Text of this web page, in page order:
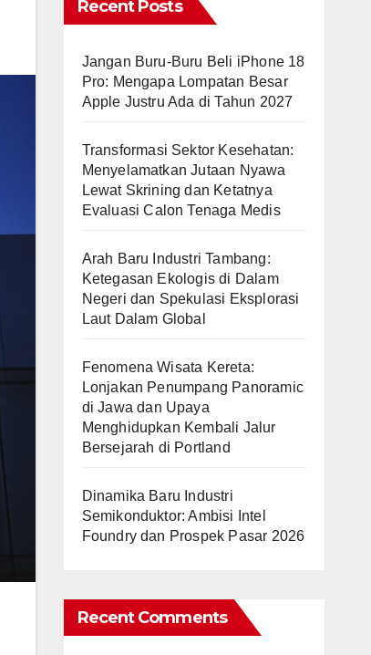
Recent Posts
Jangan Buru-Buru Beli iPhone 18
Pro: Mengapa Lompatan Besar
Apple Justru Ada di Tahun 2027
Transformasi Sektor Kesehatan:
Menyelamatkan Jutaan Nyawa
Lewat Skrining dan Ketatnya
Evaluasi Calon Tenaga Medis
Arah Baru Industri Tambang:
Ketegasan Ekologis di Dalam
Negeri dan Spekulasi Eksplorasi
Laut Dalam Global
Fenomena Wisata Kereta:
Lonjakan Penumpang Panoramic
di Jawa dan Upaya
Menghidupkan Kembali Jalur
Bersejarah di Portland
Dinamika Baru Industri
Semikonduktor: Ambisi Intel
Foundry dan Prospek Pasar 2026
Recent Comments